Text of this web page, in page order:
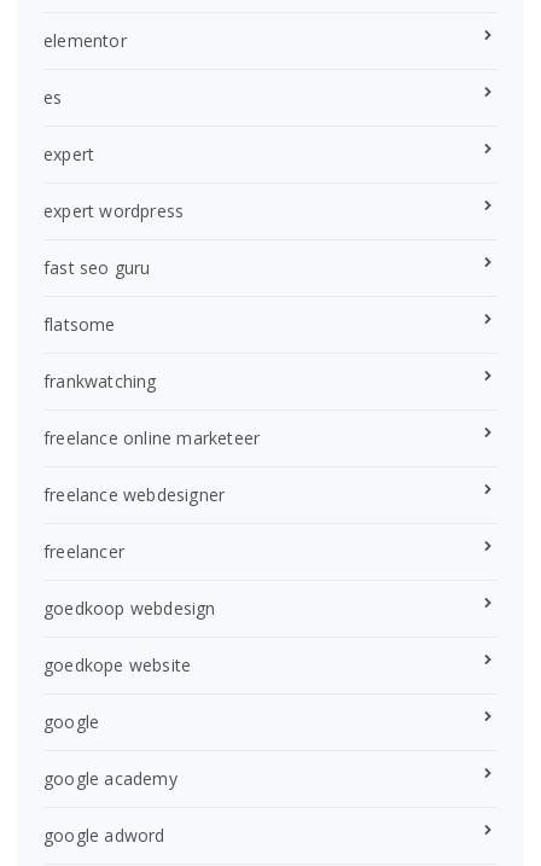
elementor
es
expert
expert wordpress
fast seo guru
flatsome
frankwatching
freelance online marketeer
freelance webdesigner
freelancer
goedkoop webdesign
goedkope website
google
google academy
google adword